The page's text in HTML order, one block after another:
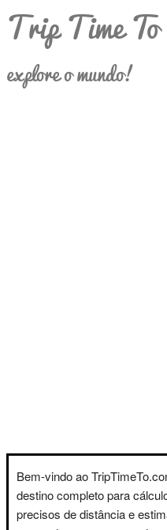
Trip Time To
explore o mundo!
Bem-vindo ao
destino completo para
precisos de distância e